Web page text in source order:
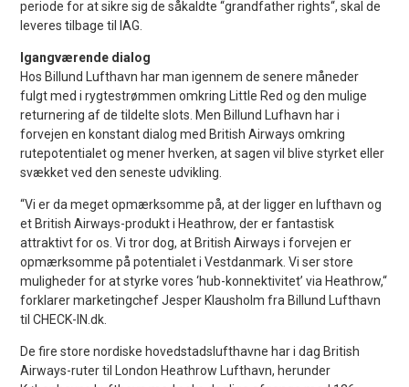
periode for at sikre sig de såkaldte “grandfather rights“, skal de
leveres tilbage til IAG.
Igangværende dialog
Hos Billund Lufthavn har man igennem de senere måneder
fulgt med i rygtestrømmen omkring Little Red og den mulige
returnering af de tildelte slots. Men Billund Lufhavn har i
forvejen en konstant dialog med British Airways omkring
rutepotentialet og mener hverken, at sagen vil blive styrket eller
svækket ved den seneste udvikling.
“Vi er da meget opmærksomme på, at der ligger en lufthavn og
et British Airways-produkt i Heathrow, der er fantastisk
attraktivt for os. Vi tror dog, at British Airways i forvejen er
opmærksomme på potentialet i Vestdanmark. Vi ser store
muligheder for at styrke vores ‘hub-konnektivitet’ via Heathrow,“
forklarer marketingchef Jesper Klausholm fra Billund Lufthavn
til CHECK-IN.dk.
De fire store nordiske hovedstadslufthavne har i dag British
Airways-ruter til London Heathrow Lufthavn, herunder